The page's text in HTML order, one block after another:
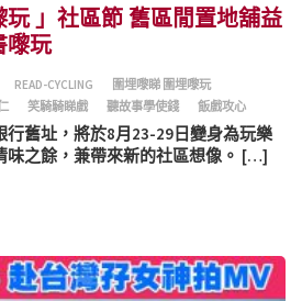
玩 」社區節 舊區閒置地舖益
嚟玩
READ-CYCLING
圍埋嚟睇 圍埋嚟玩
笑騎騎睇戲 聽故事學使錢 飯戲攻⼼
⾏舊址，將於8⽉23-29⽇變⾝為玩樂
味之餘，兼帶來新的社區想像。 […]